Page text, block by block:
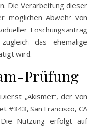
Die Verarbeitung dieser
möglichen Abwehr von
Löschungsantrag
das ehemalige
wird.
Prüfung
„Akismet“, der von
#343, San Francisco, CA
Nutzung erfolgt auf